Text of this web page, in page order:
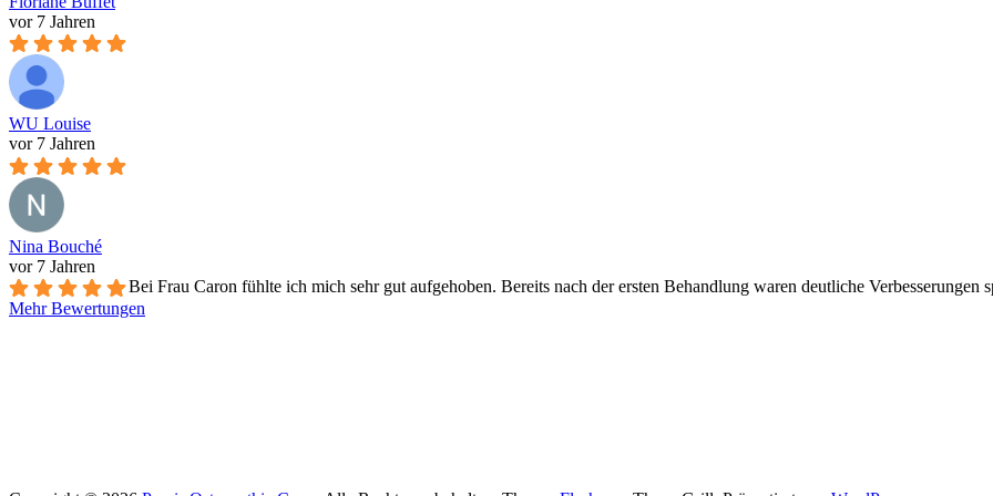
vor 7 Jahren
WU Louise
vor 7 Jahren
Nina Bouché
vor 7 Jahren
Bei Frau Caron fühlte ich mich sehr gut aufgehoben. Bereits nach der ersten Behandlung waren deutliche Verbesserungen
Mehr Bewertungen